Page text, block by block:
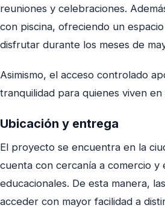
reuniones y celebraciones.
con piscina, ofreciendo un
disfrutar durante los meses de
Asimismo, el acceso controlado
tranquilidad para quienes viven en
Ubicación y entrega
El proyecto se encuentra en la
cuenta con cercanía a comercio y
educacionales. De esta manera,
acceder con mayor facilidad a